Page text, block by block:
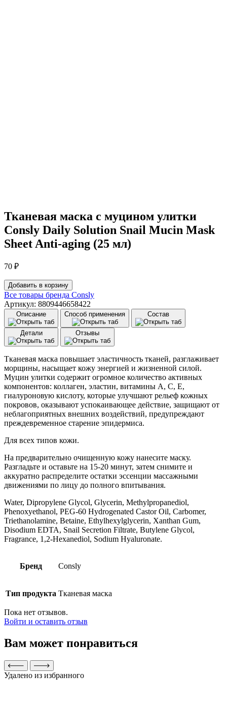
Тканевая маска с муцином улитки
Consly Daily Solution Snail Mucin Mask
Sheet Anti-aging (25 мл)
70 ₽
Количество
товара
Тканевая
маска
муцином
улитки
Consly
Daily
Solution
Snail
Mucin
Mask
Sheet
Anti-
aging
(25
мл)
Добавить в корзину
Все товары бренда Consly
Артикул: 8809446658422
Описание Способ применения Состав
Детали Отзывы
Тканевая маска повышает эластичность тканей, разглаживает
морщины, насыщает кожу энергией и жизненной силой.
Муцин улитки содержит огромное количество активных
компонентов: коллаген, эластин, витамины А, С, Е,
гиалуроновую кислоту, которые улучшают рельеф кожных
покровов, оказывают успокаивающее действие, защищают от
неблагоприятных внешних воздействий, предупреждают
преждевременное старение эпидермиса.
Для всех типов кожи.
На предварительно очищенную кожу нанесите маску.
Разгладьте и оставьте на 15-20 минут, затем снимите и
аккуратно распределите остатки эссенции массажными
движениями по лицу до полного впитывания.
Water, Dipropylene Glycol, Glycerin, Methylpropanediol,
Phenoxyethanol, PEG-60 Hydrogenated Castor Oil, Carbomer,
Triethanolamine, Betaine, Ethylhexylglycerin, Xanthan Gum,
Disodium EDTA, Snail Secretion Filtrate, Butylene Glycol,
Fragrance, 1,2-Hexanediol, Sodium Hyaluronate.
Бренд Consly
Тип продукта Тканевая маска
Пока нет отзывов.
Войти и оставить отзыв
Вам может понравиться
Удалено из избранного